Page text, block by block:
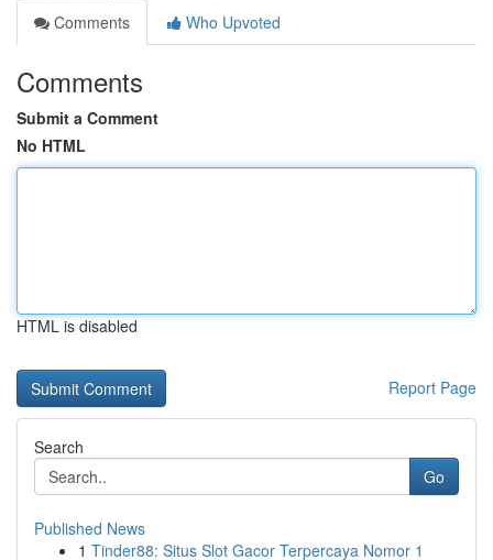
Comments
Who Upvoted
Comments
Submit a Comment
No HTML
HTML is disabled
Report Page
Search
Go
Published News
1 Tinder88: Situs Slot Gacor Terpercaya Nomor 1